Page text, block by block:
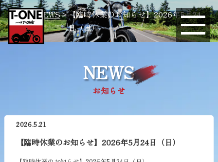
有限会社ティーワン
TOP>NEWS>【臨時休業のお知らせ】2026年5月24
日（日）
NEWS
お知らせ
2026.5.21
【臨時休業のお知らせ】2026年5月24日（日）